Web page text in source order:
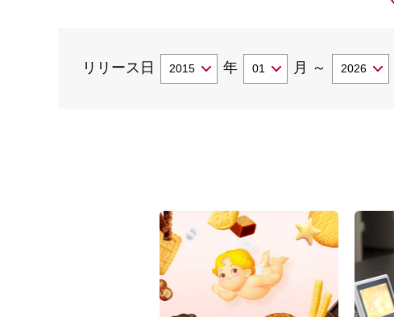
リリース日 年 月 ～